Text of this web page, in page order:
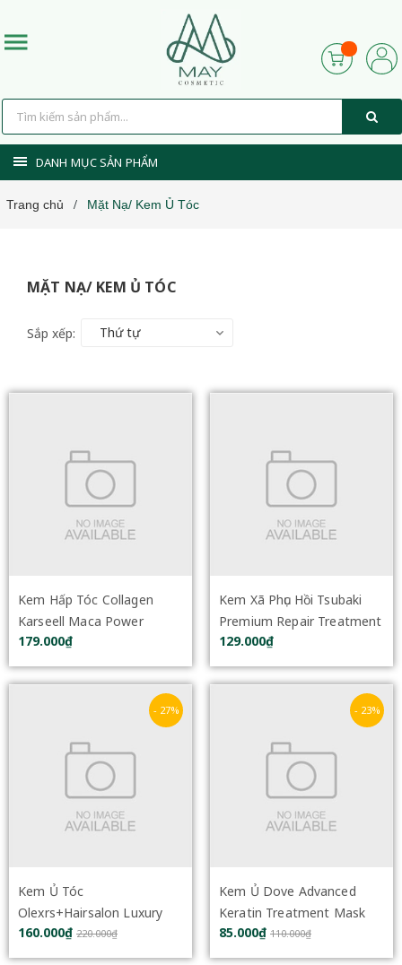
DANH MỤC SẢN PHẨM
Trang chủ / Mặt Nạ/ Kem Ủ Tóc
MẶT NẠ/ KEM Ủ TÓC
Sắp xếp: Thứ tự
Kem Hấp Tóc Collagen
Karseell Maca Power
500ml
179.000₫
Kem Xã Phục Hồi Tsubaki
Premium Repair Treatment
180g
129.000₫
- 27%
Kem Ủ Tóc
Olexrs+Hairsalon Luxury
Organic Biotin Repair Mask
500ml
160.000₫ 220.000₫
- 23%
Kem Ủ Dove Advanced
Keratin Treatment Mask
Intense Repair 180ml
85.000₫ 110.000₫